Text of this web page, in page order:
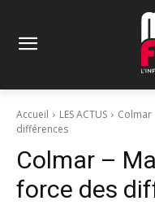
Accueil LES ACTUS Colmar
différences
Colmar –
force des